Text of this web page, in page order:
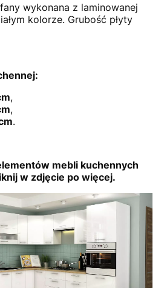
wykonana z laminowanej
kolorze. Grubość płyty
,
,
.
mebli kuchennych
w zdjęcie po więcej.